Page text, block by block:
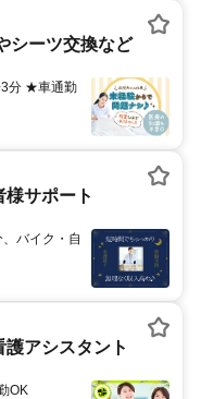
シーツ交換など
3分 ★車通勤
サポート
バイク・自
アシスタント
OK